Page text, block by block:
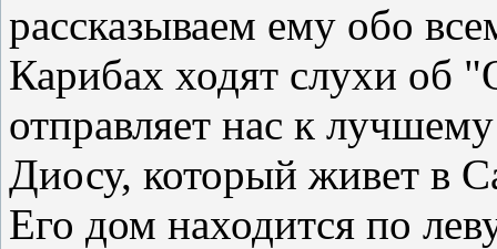
рассказываем ему обо
Карибах ходят слухи об
отправляет нас к
Диосу, который живет в
Его дом находится по